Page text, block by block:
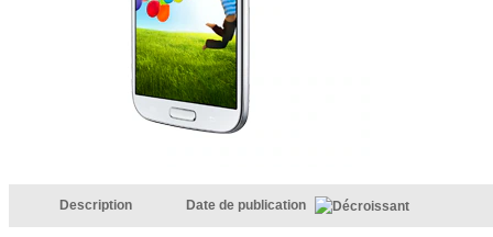
Description Date de publication